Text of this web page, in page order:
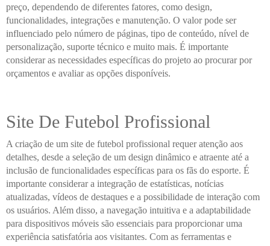
preço, dependendo de diferentes fatores, como design,
funcionalidades, integrações e manutenção. O valor pode ser
influenciado pelo número de páginas, tipo de conteúdo, nível de
personalização, suporte técnico e muito mais. É importante
considerar as necessidades específicas do projeto ao procurar por
orçamentos e avaliar as opções disponíveis.
Site De Futebol Profissional
A criação de um site de futebol profissional requer atenção aos
detalhes, desde a seleção de um design dinâmico e atraente até a
inclusão de funcionalidades específicas para os fãs do esporte. É
importante considerar a integração de estatísticas, notícias
atualizadas, vídeos de destaques e a possibilidade de interação com
os usuários. Além disso, a navegação intuitiva e a adaptabilidade
para dispositivos móveis são essenciais para proporcionar uma
experiência satisfatória aos visitantes. Com as ferramentas e